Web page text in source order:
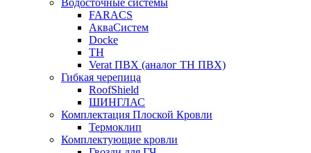
Водосточные системы
FARACS
АкваСистем
Docke
ТН
Verat ПВХ (аналог ТН ПВХ)
Гибкая черепица
RoofShield
ШИНГЛАС
Комплектация Плоской Кровли
Термоклип
Комплектующие кровли